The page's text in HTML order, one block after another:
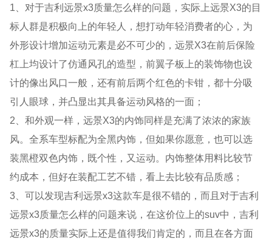
1、对于吉利远景x3质量怎么样的问题，实际上远景X3的目
标人群是积极向上的年轻人，想打动年轻消费者的心，为
外形设计增加运动元素是必不可少的，远景X3在前后保险
杠上均设计了仿通风孔的造型，前翼子板上的装饰物也设
计的像出风口一般，还有前后两个红色的卡钳，都十分吸
引人眼球，并凸显出其具备运动风格的一面；
2、和外观一样，远景X3的内饰同样是充满了浓浓的家族
风。全系车型标配为全黑内饰，但如果你愿意，也可以选
装黑橙双色内饰，既个性，又运动。内饰整体用料比较节
约成本，但好在装配工艺不错，看上去比较有品质感；
3、可以发现吉利远景x3这款车是很不错的，而且对于吉利
远景x3质量怎么样的问题来说，在这价位上的suv中，吉利
远景x3的质量实际上还是值得我们肯定的，而且在各方面